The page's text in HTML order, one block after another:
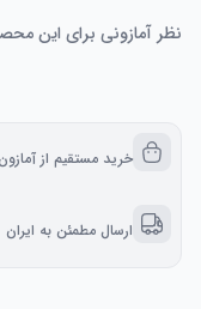
نظر آمازونی برای این
خرید مستقیم از آمازون
ارسال مطمئن به ایران